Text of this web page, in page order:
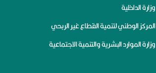
وزارة الداخلية
المركز الوطني لتنمية القطاع غير الربحي
وزارة الموارد البشرية والتنمية الاجتماعية